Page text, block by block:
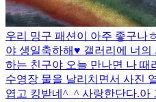
우리 밍구 패션이 아주 좋구나
야 생일축하해♥️ 갤러리에 너
하는 친구야 오늘 만나면 나 때
수영장 물을 날리치면서 사진
엽고 킹받네^_^ 사랑한단다.아